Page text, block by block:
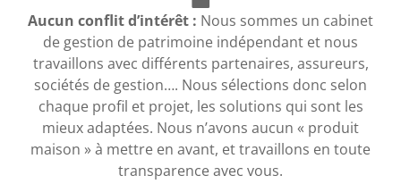
Aucun conflit d’intérêt : Nous sommes un cabinet
de gestion de patrimoine indépendant et nous
travaillons avec différents partenaires, assureurs,
sociétés de gestion…. Nous sélections donc selon
chaque profil et projet, les solutions qui sont les
mieux adaptées. Nous n’avons aucun « produit
maison » à mettre en avant, et travaillons en toute
transparence avec vous.